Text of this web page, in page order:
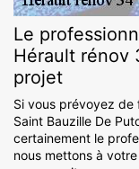
Le
Hérault rénov
projet
Si vous prévoyez
Saint Bauzille De
certainement le
nous mettons à